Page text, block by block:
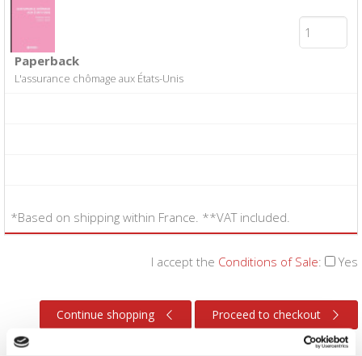
Paperback
L'assurance chômage aux États-Unis
*Based on shipping within France. **VAT included.
I accept the Conditions of Sale: Yes
Continue shopping Proceed to checkout